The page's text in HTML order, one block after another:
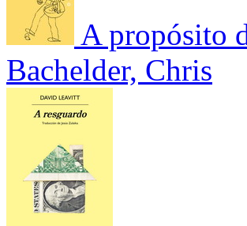
A propósito
Bachelder, Chris